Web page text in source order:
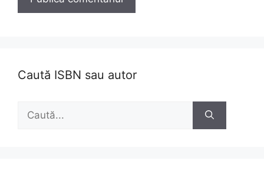
Caută ISBN sau autor
Caută